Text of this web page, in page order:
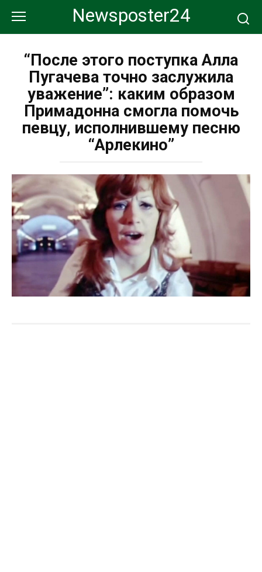
контенту
Newsposter24
“После этого поступка Алла
Пугачева точно заслужила
уважение”: каким образом
Примадонна смогла помочь
певцу, исполнившему песню
“Арлекино”